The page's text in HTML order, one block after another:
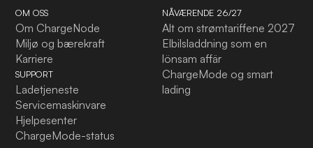
OM OSS
Om ChargeNode
Miljø og bærekraft
Karriere
SUPPORT
Ladetjeneste
Servicemaskinvare
Hjelpesenter
ChargeMode-status
NÅVÆRENDE 26/27
Alt om strømtariffene 2027
Elbilsladdning som en
lönsam affär
ChargeMode og smart
lading